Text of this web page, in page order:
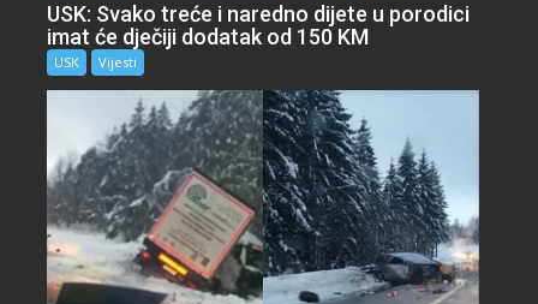
USK: Svako treće i naredno dijete u porodici
imat će dječiji dodatak od 150 KM
USK Vijesti